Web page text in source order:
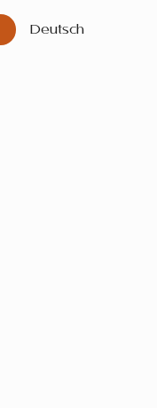
Deutsch